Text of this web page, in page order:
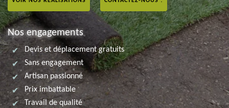
Nos engagements
Devis et déplacement gratuits
Sans engagement
Artisan passionné
Prix imbattable
Travail de qualité